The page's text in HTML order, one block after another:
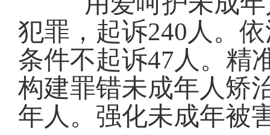
犯罪，起诉240 人。
条件不起诉47人。 精
构建罪错未成年人矫
年人。 强化未成年被